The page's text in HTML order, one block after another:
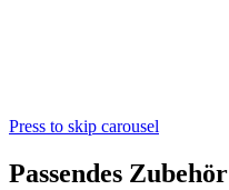
Press to skip carousel
Passendes Zubehör